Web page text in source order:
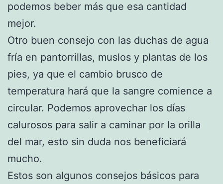
podemos beber más que esa cantidad
mejor.
Otro buen consejo con las duchas de agua
fría en pantorrillas, muslos y plantas de los
pies, ya que el cambio brusco de
temperatura hará que la sangre comience a
circular. Podemos aprovechar los días
calurosos para salir a caminar por la orilla
del mar, esto sin duda nos beneficiará
mucho.
Estos son algunos consejos básicos para